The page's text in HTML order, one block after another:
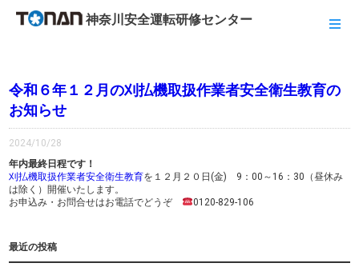
神奈川安全運転研修センター
令和６年１２月の刈払機取扱作業者安全衛生教育の
お知らせ
2024/10/28
年内最終日程です！
刈払機取扱作業者安全衛生教育を１２月２０日(金) 9：00～16：30（昼休み
は除く）開催いたします。
お申込み・お問合せはお電話でどうぞ
0120-829-106
最近の投稿